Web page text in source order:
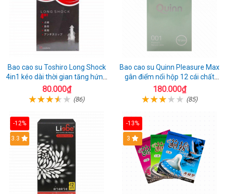
Bao cao su Toshiro Long Shock
4in1 kéo dài thời gian tăng hứng
thú hộp 10
80.000₫
(86)
Bao cao su Quinn Pleasure Max
gân điểm nổi hộp 12 cái chất
lượng
180.000₫
(85)
-12%
3.3
-13%
3